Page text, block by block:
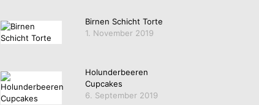
Birnen Schicht Torte
1. November 2019
Holunderbeeren
Cupcakes
6. September 2019